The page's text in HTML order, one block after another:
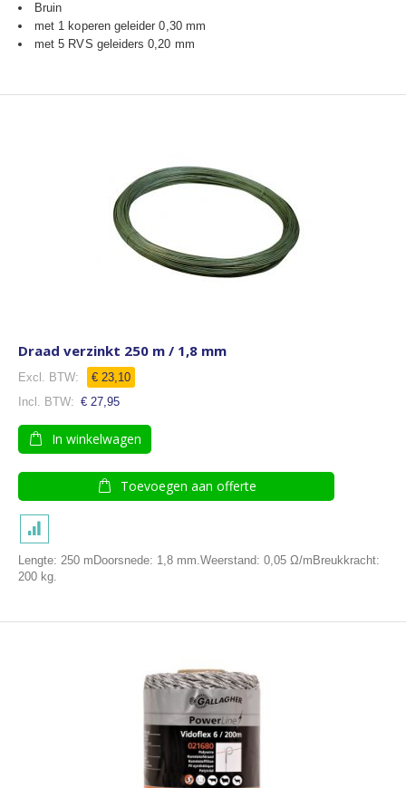
Bruin
met 1 koperen geleider 0,30 mm
met 5 RVS geleiders 0,20 mm
Draad verzinkt 250 m / 1,8 mm
€ 23,10
€ 27,95
In winkelwagen
Toevoegen aan offerte
Lengte: 250 mDoorsnede: 1,8 mm.Weerstand: 0,05 Ω/mBreukkracht:
200 kg.